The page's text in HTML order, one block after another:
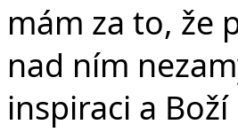
mám za to, že
nad ním
inspiraci a